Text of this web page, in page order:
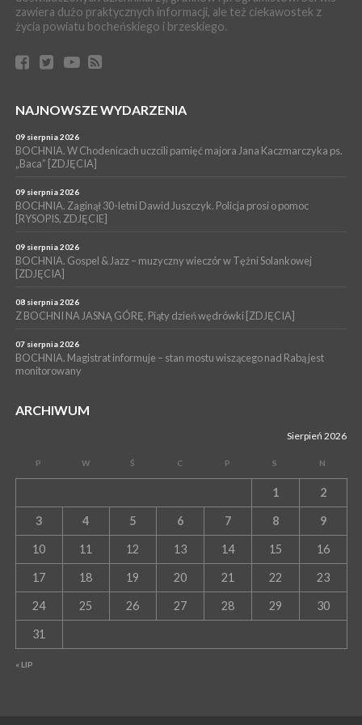
POWIAT BRZESKI. W Wytrzyszczce karetka zderzyła się z
samochodem osobowym
06 sierpnia 2026
06 sierpnia 2026
LIPNICA MUROWANA. Oddaj krew, pomóż potrzebującym!
06 sierpnia 2026
BOCHNIA. W niedzielę Muzyczna Altana, a w niej Orkiestra Dęta
Kopalni Soli Bochnia
zawiera dużo praktycznych informacji, ale też ciekawostek z
życia powiatu bocheńskiego i brzeskiego.
NAJNOWSZE WYDARZENIA
09 sierpnia 2026
BOCHNIA. W Chodenicach uczcili pamięć majora Jana Kaczmarczyka ps.
„Baca” [ZDJĘCIA]
09 sierpnia 2026
BOCHNIA. Zaginął 30-letni Dawid Juszczyk. Policja prosi o pomoc
[RYSOPIS, ZDJĘCIE]
09 sierpnia 2026
BOCHNIA. Gospel & Jazz – muzyczny wieczór w Tężni Solankowej
[ZDJĘCIA]
08 sierpnia 2026
Z BOCHNI NA JASNĄ GÓRĘ. Piąty dzień wędrówki [ZDJĘCIA]
07 sierpnia 2026
BOCHNIA. Magistrat informuje – stan mostu wiszącego nad Rabą jest
monitorowany
ARCHIWUM
Sierpień 2026
P W Ś C P S N
« LIP
1 2
3 4 5 6 7 8 9
10 11 12 13 14 15 16
17 18 19 20 21 22 23
24 25 26 27 28 29 30
31